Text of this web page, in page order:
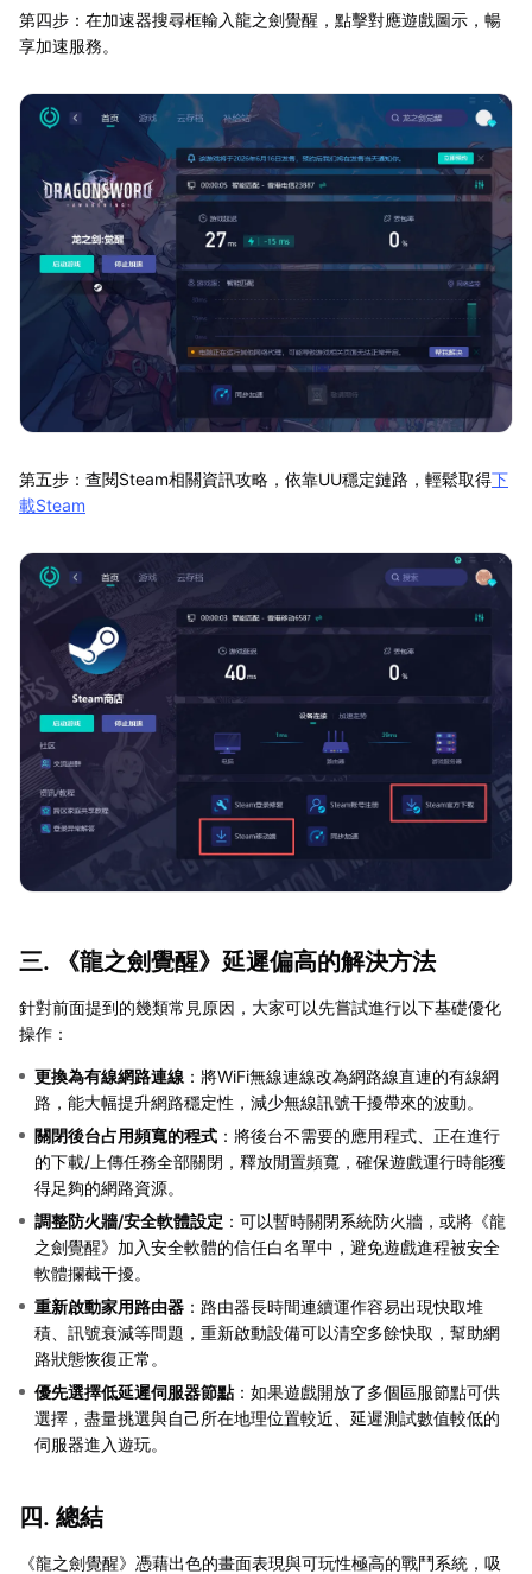
第四步：在加速器搜尋框輸入龍之劍覺醒，點擊對應遊戲圖示，暢
享加速服務。
第五步：查閱Steam相關資訊攻略，依靠UU穩定鏈路，輕鬆取得下
載Steam
三. 《龍之劍覺醒》延遲偏高的解決方法
針對前面提到的幾類常見原因，大家可以先嘗試進行以下基礎優化
操作：
更換為有線網路連線 ：將WiFi無線連線改為網路線直連的有線網
路，能大幅提升網路穩定性，減少無線訊號干擾帶來的波動。
關閉後台占用頻寬的程式 ：將後台不需要的應用程式、正在進行
的下載/上傳任務全部關閉，釋放閒置頻寬，確保遊戲運行時能獲
得足夠的網路資源。
調整防火牆/安全軟體設定 ：可以暫時關閉系統防火牆，或將《龍
之劍覺醒》加入安全軟體的信任白名單中，避免遊戲進程被安全
軟體攔截干擾。
重新啟動家用路由器 ：路由器長時間連續運作容易出現快取堆
積、訊號衰減等問題，重新啟動設備可以清空多餘快取，幫助網
路狀態恢復正常。
優先選擇低延遲伺服器節點：如果遊戲開放了多個區服節點可供
選擇，盡量挑選與自己所在地理位置較近、延遲測試數值較低的
伺服器進入遊玩。
四. 總結
《龍之劍覺醒》憑藉出色的畫面表現與可玩性極高的戰鬥系統，吸